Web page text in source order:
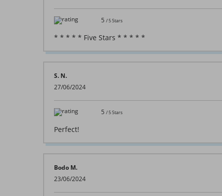
5 /5Stars
* * * * * Five Stars * * * * *
S. N.
27/06/2024
5 /5Stars
Perfect!
Bodo M.
23/06/2024